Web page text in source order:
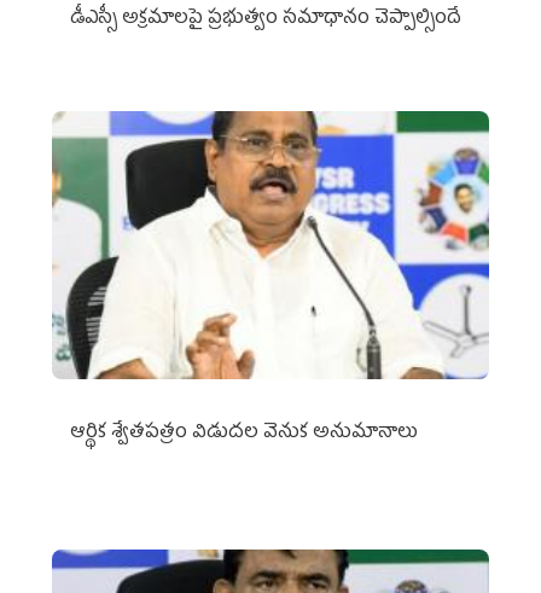
డీఎస్సీ అక్రమాలపై ప్రభుత్వం సమాధానం చెప్పాల్సిందే
ఆర్థిక శ్వేతపత్రం విడుదల వెనుక అనుమానాలు